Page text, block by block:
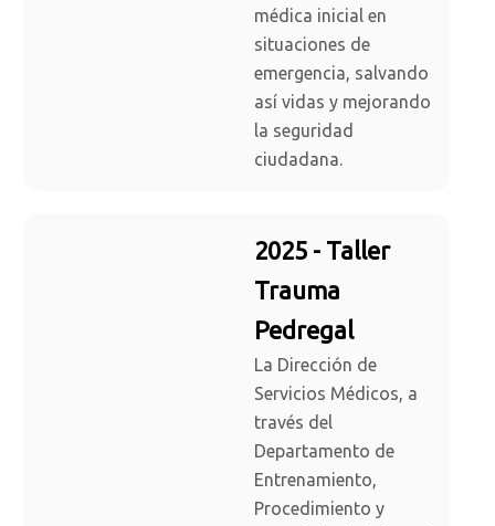
médica inicial en
situaciones de
emergencia, salvando
así vidas y mejorando
la seguridad
ciudadana.
2025 - Taller
Trauma
Pedregal
La Dirección de
Servicios Médicos, a
través del
Departamento de
Entrenamiento,
Procedimiento y